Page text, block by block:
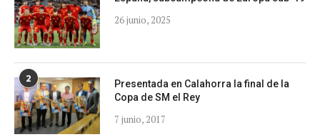
26 junio, 2025
2
Presentada en Calahorra la final de la
Copa de SM el Rey
7 junio, 2017